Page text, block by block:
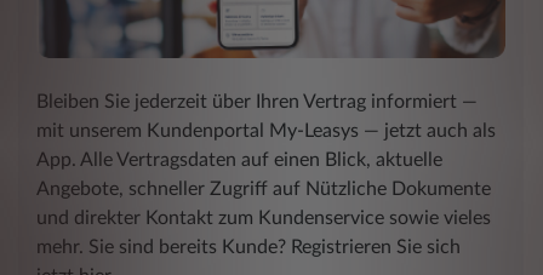
Bleiben Sie jederzeit über Ihren Vertrag informiert ―
mit unserem Kundenportal My-Leasys ― jetzt auch als
App. Alle Vertragsdaten auf einen Blick, aktuelle
Angebote, schneller Zugriff auf Nützliche Dokumente
und direkter Kontakt zum Kundenservice sowie vieles
mehr. Sie sind bereits Kunde? Registrieren Sie sich